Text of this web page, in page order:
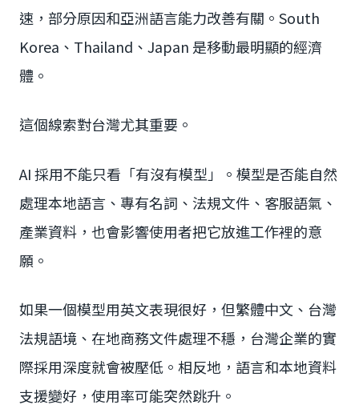
速，部分原因和亞洲語言能力改善有關。South
Korea、Thailand、Japan 是移動最明顯的經濟
體。
這個線索對台灣尤其重要。
AI 採用不能只看「有沒有模型」。模型是否能自然
處理本地語言、專有名詞、法規文件、客服語氣、
產業資料，也會影響使用者把它放進工作裡的意
願。
如果一個模型用英文表現很好，但繁體中文、台灣
法規語境、在地商務文件處理不穩，台灣企業的實
際採用深度就會被壓低。相反地，語言和本地資料
支援變好，使用率可能突然跳升。